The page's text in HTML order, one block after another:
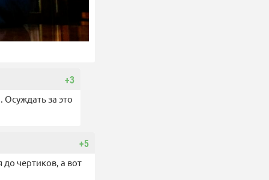
+3
за это
+5
до чертиков, а вот